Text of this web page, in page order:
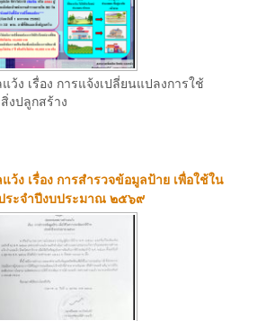
ว้ง เรื่อง การแจ้งเปลี่ยนแปลงการใช้
งปลูกสร้าง
ว้ง เรื่อง การสำรวจข้อมูลป้าย เพื่อใช้ใน
ระจำปีงบประมาณ ๒๕๖๙